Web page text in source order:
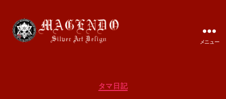
メニュー
カ
タマ日記